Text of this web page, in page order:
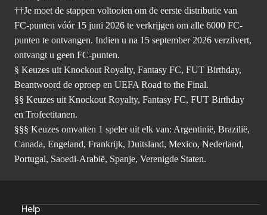
††Je moet de stappen voltooien om de eerste distributie van
FC-punten vóór 15 juni 2026 te verkrijgen om alle 6000 FC-
punten te ontvangen. Indien u na 15 september 2026 verzilvert,
ontvangt u geen FC-punten.
§ Keuzes uit Knockout Royalty, Fantasy FC, FUT Birthday,
Beantwoord de oproep en UEFA Road to the Final.
§§ Keuzes uit Knockout Royalty, Fantasy FC, FUT Birthday
en Trofeetitanen.
§§§ Keuzes omvatten 1 speler uit elk van: Argentinië, Brazilië,
Canada, Engeland, Frankrijk, Duitsland, Mexico, Nederland,
Portugal, Saoedi-Arabië, Spanje, Verenigde Staten.
Help